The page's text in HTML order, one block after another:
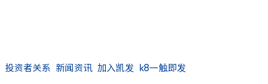
投资者关系 新闻资讯 加入凯发k8一触即发